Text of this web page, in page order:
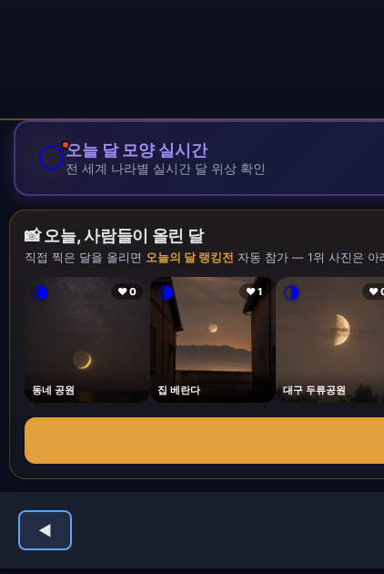
🌕오늘 달 모양 실시간
전 세계 나라별 실시간 달 위상 확인
📸 오늘, 사람들이 올린 달
직접 찍은 달을 올리면 오늘의 달 랭킹전 자동 참가 — 1위 사진은 아
🌘 ❤ 0
동네 공원
🌘 ❤ 1
집 베란다
🌗 ❤
대구 두류공원
◀